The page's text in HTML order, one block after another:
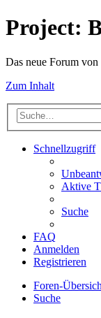
Project:
Das neue Forum
Zum Inhalt
Schnellzugriff
Aktive
Suche
FAQ
Anmelden
Registrieren
Foren-
Suche